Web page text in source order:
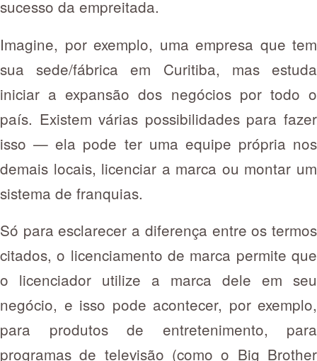
sucesso da empreitada.
Imagine, por exemplo, uma empresa que tem
sua sede/fábrica em Curitiba, mas estuda
iniciar a expansão dos negócios por todo o
país. Existem várias possibilidades para fazer
isso — ela pode ter uma equipe própria nos
demais locais, licenciar a marca ou montar um
sistema de franquias.
Só para esclarecer a diferença entre os termos
citados, o licenciamento de marca permite que
o licenciador utilize a marca dele em seu
negócio, e isso pode acontecer, por exemplo,
para produtos de entretenimento, para
programas de televisão (como o Big Brother